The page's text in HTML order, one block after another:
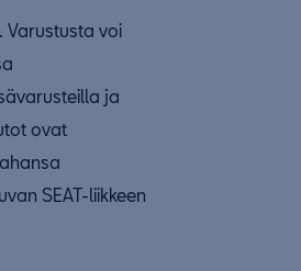
Varustusta voi
ja
ovat
SEAT-liikkeen